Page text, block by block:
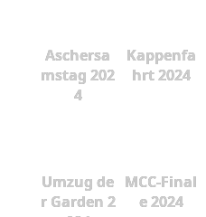
Aschersa
mstag 202
4
Kappenfa
hrt 2024
Umzug de
r Garden 2
MCC-Final
e 2024